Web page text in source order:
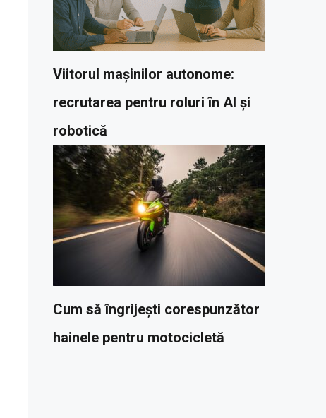
Viitorul mașinilor autonome:
recrutarea pentru roluri în AI și
robotică
Cum să îngrijești corespunzător
hainele pentru motocicletă